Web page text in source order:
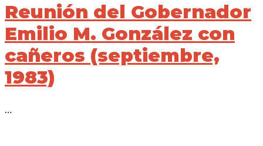
Reunión del Gobernador
Emilio M. González con
cañeros (septiembre,
1983)
…